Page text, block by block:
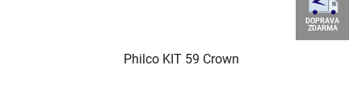
DOPRAVA
ZDARMA
Philco KIT 59 Crown